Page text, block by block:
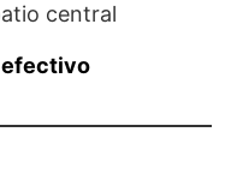
central
efectivo